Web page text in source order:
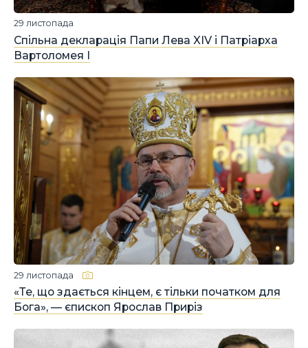
Спільна декларація Папи Лева XIV і Патріарха
Вартоломея І
29 листопада
«Те, що здається кінцем, є тільки початком для
Бога», — єпископ Ярослав Приріз
29 листопада